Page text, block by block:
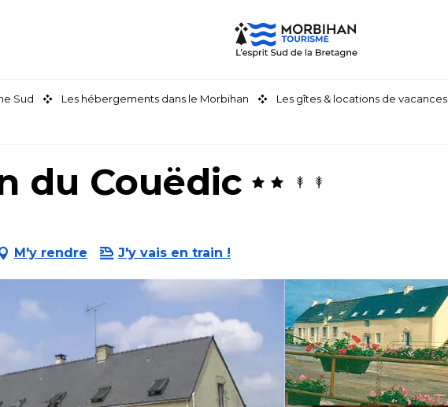
Sud Les hébergements dans le Morbihan Les gîtes & locations de vacances
du Couëdic
M'y rendre J'y vais en train !